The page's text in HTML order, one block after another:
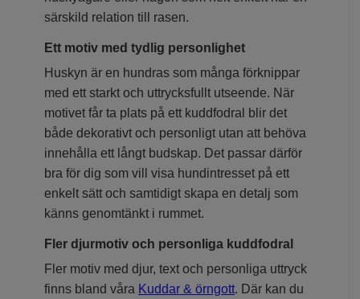
särskild relation till rasen.
Ett motiv med tydlig personlighet
Huskyn är en hundras som många förknippar
med ett starkt och uttrycksfullt utseende. När
motivet får ta plats på ett kuddfodral blir det
både dekorativt och personligt utan att behöva
innehålla ett långt budskap. Det passar därför
bra för dig som vill visa hundintresset på ett
enkelt sätt och samtidigt skapa en detalj som
känns genomtänkt i rummet.
Fler djurmotiv och personliga kuddfodral
Fler motiv med djur, text och personliga uttryck
finns bland våra Kuddar & örngott. Där kan du